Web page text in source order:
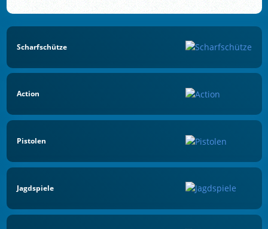
Scharfschütze
Action
Pistolen
Jagdspiele